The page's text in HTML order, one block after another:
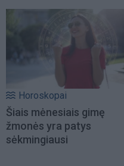
Horoskopai
Šiais mėnesiais gimę
žmonės yra patys
sėkmingiausi